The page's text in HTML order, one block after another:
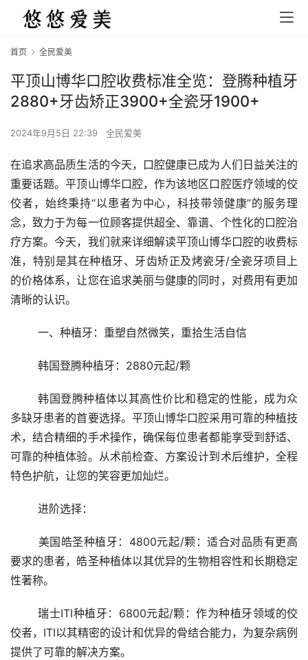
首页 全民爱美
平顶山博华口腔收费标准全览：登腾种植牙
2880+牙齿矫正3900+全瓷牙1900+
2024年9月5日 22:39 全民爱美
在追求高品质生活的今天，口腔健康已成为人们日益关注的
重要话题。平顶山博华口腔，作为该地区口腔医疗领域的佼
佼者，始终秉持“以患者为中心，科技带领健康”的服务理
念，致力于为每一位顾客提供超全、靠谱、个性化的口腔治
疗方案。今天，我们就来详细解读平顶山博华口腔的收费标
准，特别是其在种植牙、牙齿矫正及烤瓷牙/全瓷牙项目上
的价格体系，让您在追求美丽与健康的同时，对费用有更加
清晰的认识。
	一、种植牙：重塑自然微笑，重拾生活自信
	韩国登腾种植牙：2880元起/颗
	韩国登腾种植体以其高性价比和稳定的性能，成为众
多缺牙患者的首要选择。平顶山博华口腔采用可靠的种植技
术，结合精细的手术操作，确保每位患者都能享受到舒适、
可靠的种植体验。从术前检查、方案设计到术后维护，全程
特色护航，让您的笑容更加灿烂。
	进阶选择：
要求的患者，皓圣种植体以其优异的生物相容性和长期稳定
性著称。
	瑞士ITI种植牙：6800元起/颗：作为种植牙领域的佼
佼者，ITI以其精密的设计和优异的骨结合能力，为复杂病例
提供了可靠的解决方案。